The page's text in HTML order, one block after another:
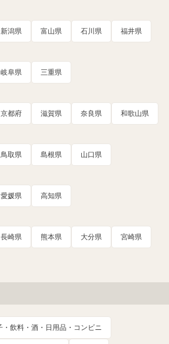
新潟県 富山県 石川県 福井県
岐阜県 三重県
京都府 滋賀県 奈良県 和歌山県
鳥取県 島根県 山口県
愛媛県 高知県
長崎県 熊本県 大分県 宮崎県
・飲料・酒・日用品・コンビニ